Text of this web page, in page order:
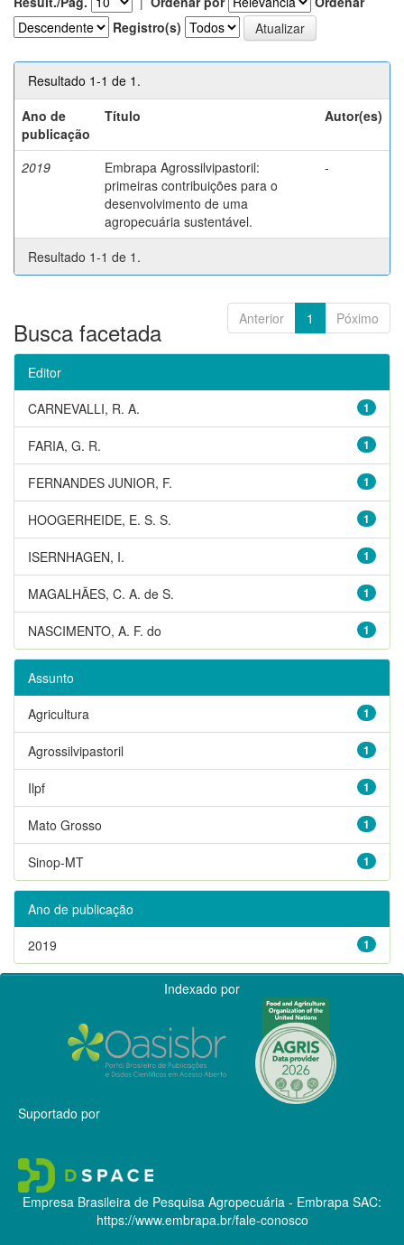
Registro(s)
Resultado 1-1 de 1.
Ano de
publicação
Título Autor(es)
2019
Embrapa Agrossilvipastoril:
primeiras contribuições para o
desenvolvimento de uma
agropecuária sustentável.
-
Resultado 1-1 de 1.
Anterior 1 Póximo
Busca facetada
Editor
1
CARNEVALLI, R. A.
1
FARIA, G. R.
1
FERNANDES JUNIOR, F.
1
HOOGERHEIDE, E. S. S.
1
ISERNHAGEN, I.
1
MAGALHÃES, C. A. de S.
1
NASCIMENTO, A. F. do
Assunto
1
Agricultura
1
Agrossilvipastoril
1
Ilpf
1
Mato Grosso
1
Sinop-MT
Ano de publicação
1
2019
Indexado por
Suportado por
Empresa Brasileira de Pesquisa Agropecuária - Embrapa SAC:
https://www.embrapa.br/fale-conosco